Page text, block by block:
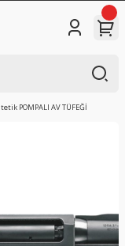
POMPALI AV TÜFEĞİ